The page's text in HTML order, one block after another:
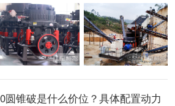
圆锥破是什么价位？具体配置动力